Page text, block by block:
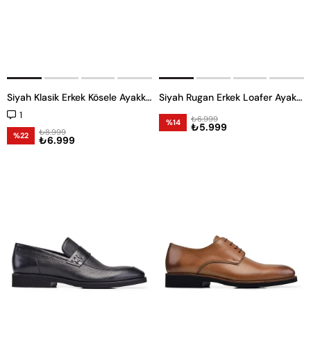
Siyah Klasik Erkek Kösele Ayakkabı
1
%22 ₺6.999
₺8.999
Siyah Rugan Erkek Loafer Ayakkabı
%14 ₺5.999
₺6.999